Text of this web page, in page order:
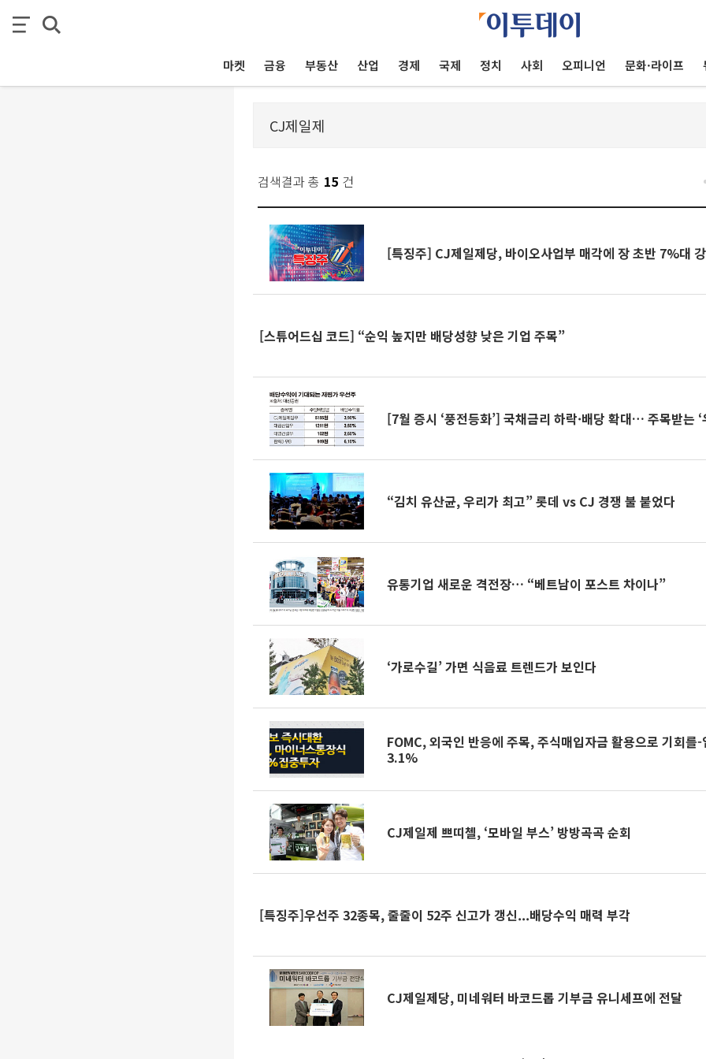
마켓 금융 부동산 산업 경제 국제 정치 사회 오피니언 문화·라이프
검색결과 총 15 건
[특징주] CJ제일제당, 바이오사업부 매각에 장 초반 7%대
[스튜어드십 코드] “순익 높지만 배당성향 낮은 기업 주목”
[7월 증시 ‘풍전등화’] 국채금리 하락·배당 확대… 주목받는 ‘
“김치 유산균, 우리가 최고” 롯데 vs CJ 경쟁 불 붙었다
유통기업 새로운 격전장… “베트남이 포스트 차이나”
‘가로수길’ 가면 식음료 트렌드가 보인다
FOMC, 외국인 반응에 주목, 주식매입자금 활용으로 기회를-
3.1%
CJ제일제 쁘띠첼, ‘모바일 부스’ 방방곡곡 순회
[특징주]우선주 32종목, 줄줄이 52주 신고가 갱신...배당수익 매력 부각
CJ제일제당, 미네워터 바코드롭 기부금 유니세프에 전달